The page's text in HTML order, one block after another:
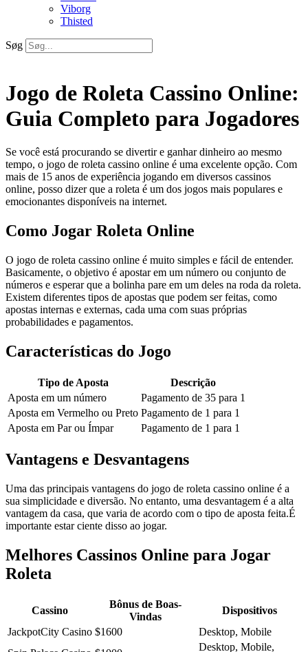
Viborg
Thisted
Søg
Jogo de Roleta Cassino Online:
Guia Completo para Jogadores
Se você está procurando se divertir e ganhar dinheiro ao mesmo
tempo, o jogo de roleta cassino online é uma excelente opção. Com
mais de 15 anos de experiência jogando em diversos cassinos
online, posso dizer que a roleta é um dos jogos mais populares e
emocionantes disponíveis na internet.
Como Jogar Roleta Online
O jogo de roleta cassino online é muito simples e fácil de entender.
Basicamente, o objetivo é apostar em um número ou conjunto de
números e esperar que a bolinha pare em um deles na roda da roleta.
Existem diferentes tipos de apostas que podem ser feitas, como
apostas internas e externas, cada uma com suas próprias
probabilidades e pagamentos.
Características do Jogo
Tipo de Aposta
Descrição
Aposta em um número
Pagamento de 35 para 1
Aposta em Vermelho ou Preto Pagamento de 1 para 1
Aposta em Par ou Ímpar
Pagamento de 1 para 1
Vantagens e Desvantagens
Uma das principais vantagens do jogo de roleta cassino online é a
sua simplicidade e diversão. No entanto, uma desvantagem é a alta
vantagem da casa, que varia de acordo com o tipo de aposta feita.É
importante estar ciente disso ao jogar.
Melhores Cassinos Online para Jogar
Roleta
Cassino
Bônus de Boas-
Vindas
Dispositivos
JackpotCity Casino $1600
Desktop, Mobile
Desktop, Mobile,